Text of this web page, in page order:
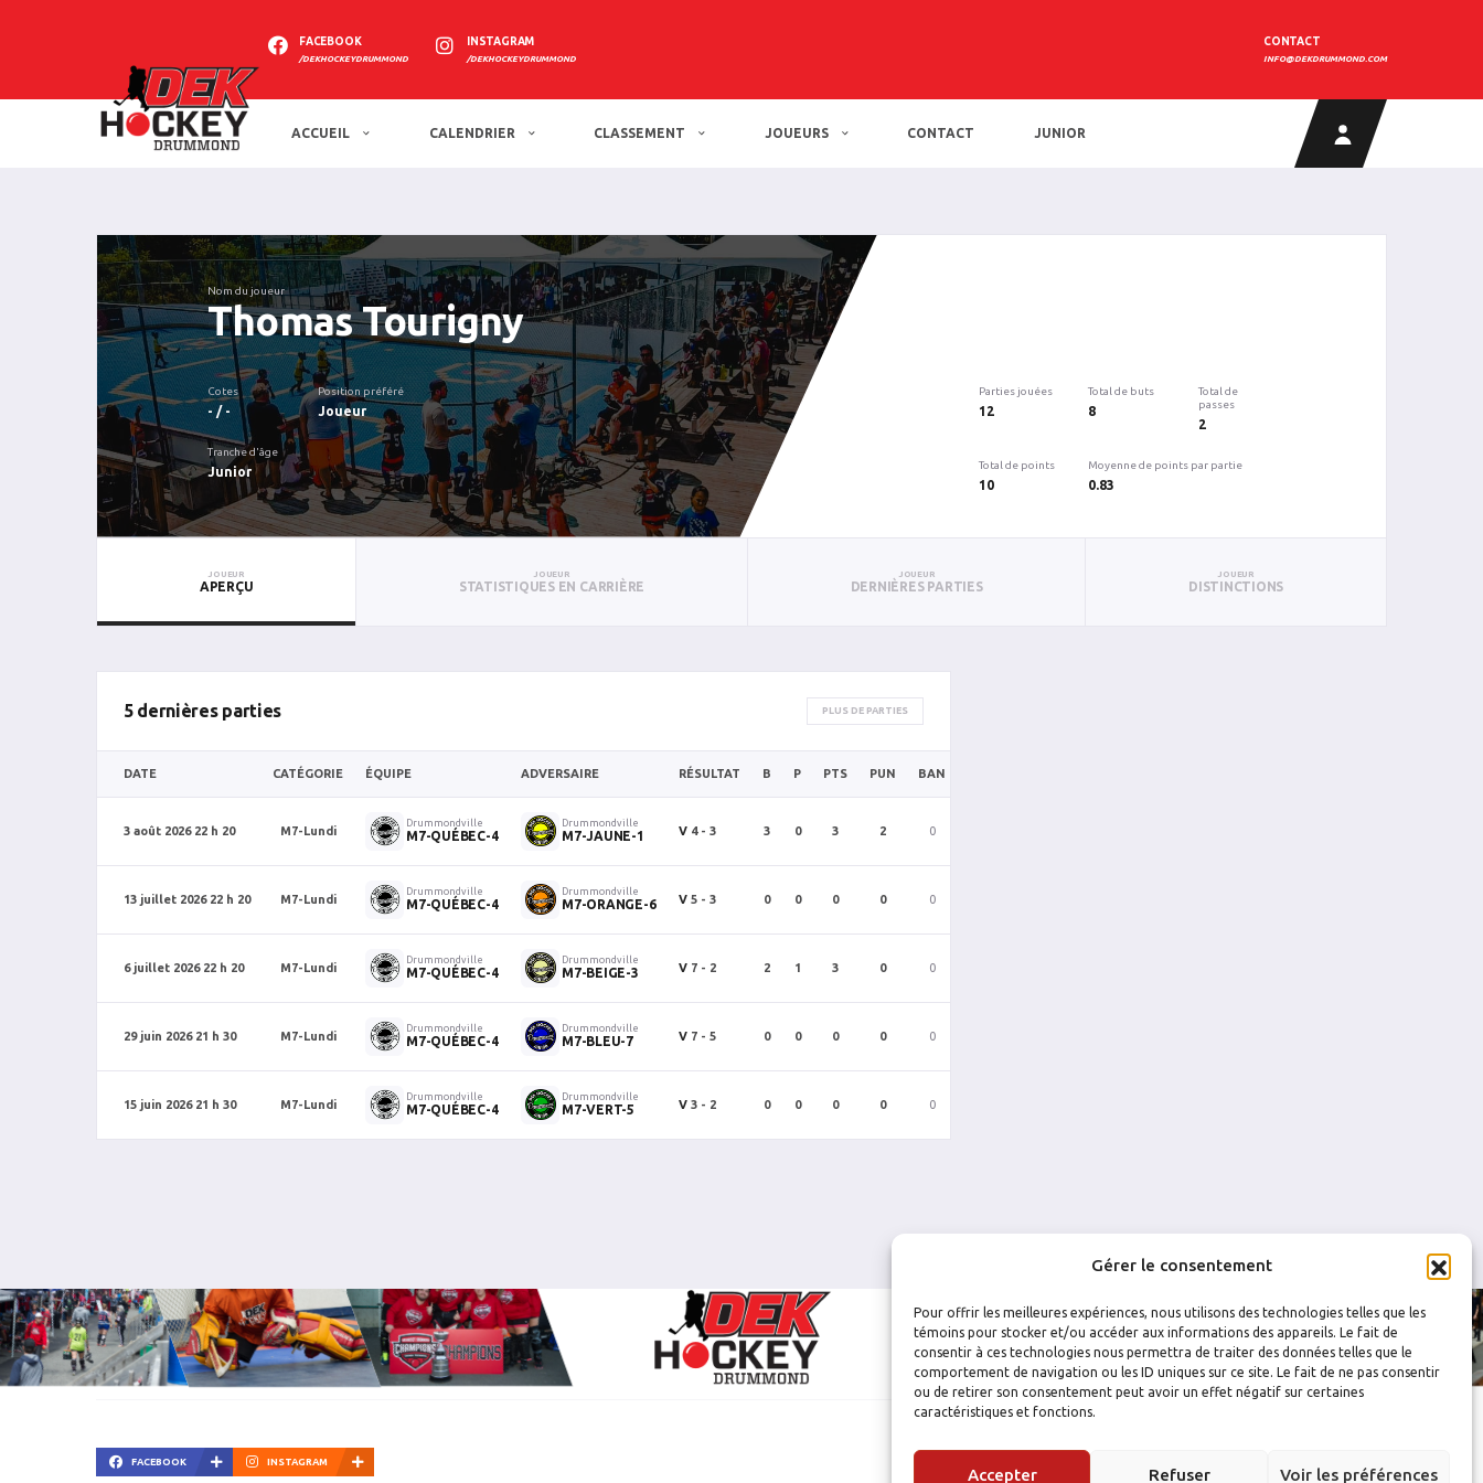
Gérer le consentement
Pour offrir les meilleures expériences, nous utilisons des technologies telles que les
témoins pour stocker et/ou accéder aux informations des appareils. Le fait de
consentir à ces technologies nous permettra de traiter des données telles que le
comportement de navigation ou les ID uniques sur ce site. Le fait de ne pas consentir
ou de retirer son consentement peut avoir un effet négatif sur certaines
caractéristiques et fonctions.
Accepter Refuser Voir les préférences
FACEBOOK
/DEKHOCKEYDRUMMOND
INSTAGRAM
/DEKHOCKEYDRUMMOND
CONTACT
INFO@DEKDRUMMOND.COM
ACCUEIL CALENDRIER CLASSEMENT JOUEURS CONTACT JUNIOR
Nom du joueur
Thomas Tourigny
Cotes
- / -
Position préféré
Joueur
Tranche d'âge
Junior
Parties jouées
12
Total de buts
8
Total de
passes
2
Total de points
10
Moyenne de points par partie
0.83
JOUEUR
APERÇU
JOUEUR
STATISTIQUES EN CARRIÈRE
JOUEUR
DERNIÈRES PARTIES
JOUEUR
DISTINCTIONS
5 dernières parties PLUS DE PARTIES
DATE CATÉGORIE ÉQUIPE ADVERSAIRE RÉSULTAT B P PTS PUN BAN
3 août 2026 22 h 20 M7-Lundi
Drummondville
M7-QUÉBEC-4
Drummondville
M7-JAUNE-1 V 4 - 3 3 0 3 2 0
13 juillet 2026 22 h 20 M7-Lundi
Drummondville
M7-QUÉBEC-4
Drummondville
M7-ORANGE-6 V 5 - 3 0 0 0 0 0
6 juillet 2026 22 h 20 M7-Lundi
Drummondville
M7-QUÉBEC-4
Drummondville
M7-BEIGE-3 V 7 - 2 2 1 3 0 0
29 juin 2026 21 h 30 M7-Lundi
Drummondville
M7-QUÉBEC-4
Drummondville
M7-BLEU-7 V 7 - 5 0 0 0 0 0
15 juin 2026 21 h 30 M7-Lundi
Drummondville
M7-QUÉBEC-4
Drummondville
M7-VERT-5 V 3 - 2 0 0 0 0 0
FACEBOOK INSTAGRAM